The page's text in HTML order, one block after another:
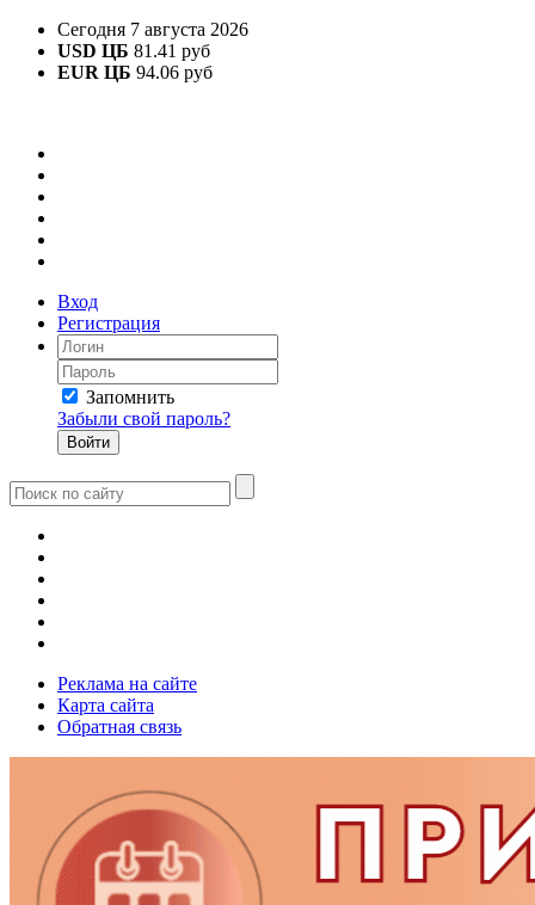
Сегодня 7 августа 2026
USD ЦБ 81.41 руб
EUR ЦБ 94.06 руб
Вход
Регистрация
Запомнить
Забыли свой пароль?
Реклама на сайте
Карта сайта
Обратная связь